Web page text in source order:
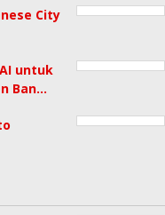
City
untuk
Ban…